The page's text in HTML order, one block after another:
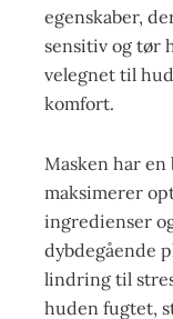
egenskaber,
sensitiv og tør
velegnet til
komfort.
Masken har
maksimerer
ingredienser
dybdegående
lindring til
huden fugtet,